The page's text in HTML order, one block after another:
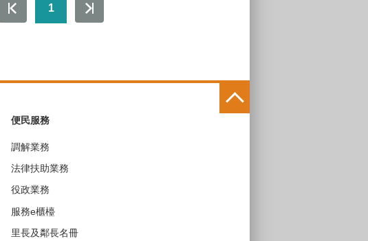
1
便民服務
調解業務
法律扶助業務
役政業務
服務e櫃檯
里長及鄰長名冊